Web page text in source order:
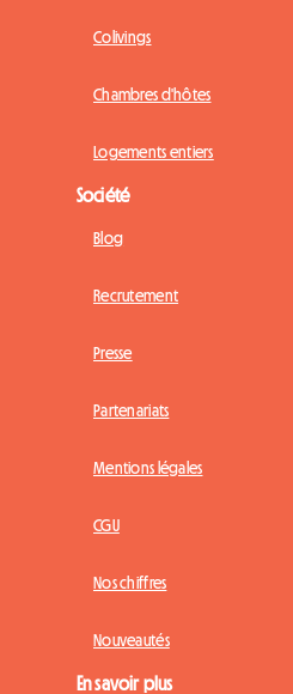
Colivings
Chambres d'hôtes
Logements entiers
Société
Blog
Recrutement
Presse
Partenariats
Mentions légales
CGU
Nos chiffres
Nouveautés
En savoir plus